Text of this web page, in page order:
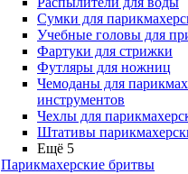
Сумки для
Учебные головы для
Фартуки для стрижки
Футляры для ножниц
Чемоданы для
инструментов
Чехлы для
Штативы
Ещё 5
Парикмахерские бритвы